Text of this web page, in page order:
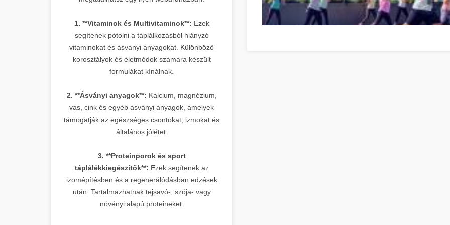
1. **Vitaminok és Multivitaminok**: Ezek
segítenek pótolni a táplálkozásból hiányzó
vitaminokat és ásványi anyagokat. Különböző
korosztályok és életmódok számára készült
formulákat kínálnak.
2. **Ásványi anyagok**: Kalcium, magnézium,
vas, cink és egyéb ásványi anyagok, amelyek
támogatják az egészséges csontokat, izmokat és
általános jólétet.
3. **Proteinporok és sport
táplálékkiegészítők**: Ezek segítenek az
izomépítésben és a regenerálódásban edzések
után. Tartalmazhatnak tejsavó-, szója- vagy
növényi alapú proteineket.